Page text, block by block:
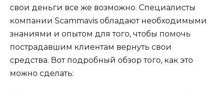
свои деньги все же возможно. Специалисты
компании Scammavis обладают необходимыми
знаниями и опытом для того, чтобы помочь
пострадавшим клиентам вернуть свои
средства. Вот подробный обзор того, как это
можно сделать: